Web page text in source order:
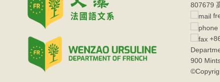
807679
900